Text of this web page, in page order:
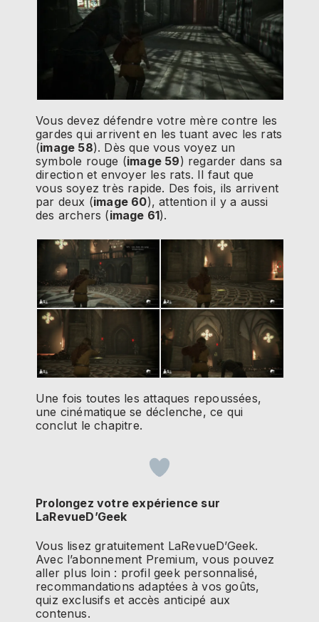
Vous devez défendre votre mère contre les
gardes qui arrivent en les tuant avec les rats
(image 58). Dès que vous voyez un
symbole rouge (image 59) regarder dans sa
direction et envoyer les rats. Il faut que
vous soyez très rapide. Des fois, ils arrivent
par deux (image 60), attention il y a aussi
des archers (image 61).
Une fois toutes les attaques repoussées,
une cinématique se déclenche, ce qui
conclut le chapitre.
Prolongez votre expérience sur
LaRevueD’Geek
Vous lisez gratuitement LaRevueD’Geek.
Avec l’abonnement Premium, vous pouvez
aller plus loin : profil geek personnalisé,
recommandations adaptées à vos goûts,
quiz exclusifs et accès anticipé aux
contenus.